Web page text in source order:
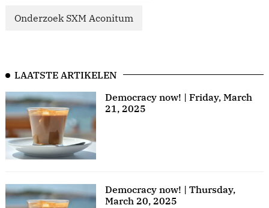
Onderzoek SXM Aconitum
LAATSTE ARTIKELEN
Democracy now! | Friday, March
21, 2025
Democracy now! | Thursday,
March 20, 2025